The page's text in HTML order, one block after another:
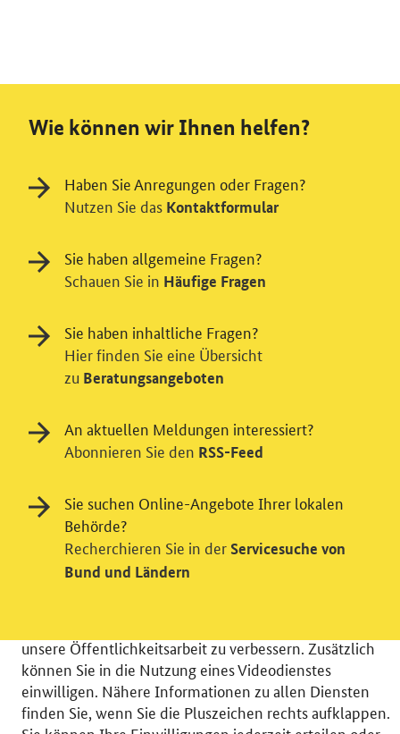
Einwilligung in Tracking und / oder
Videodienst
Wir bitten Sie an dieser Stelle um Ihre Einwilligung für
verschiedene Zusatzdienste unserer Webseite: Wir
unsere Öffentlichkeitsarbeit zu verbessern. Zusätzlich
können Sie in die Nutzung eines Videodienstes
einwilligen. Nähere Informationen zu allen Diensten
finden Sie, wenn Sie die Pluszeichen rechts aufklappen.
Wie können wir Ihnen helfen?
Haben Sie Anregungen oder Fragen?
Nutzen Sie das Kontaktformular
Sie haben allgemeine Fragen?
Schauen Sie in Häufige Fragen
Sie haben inhaltliche Fragen?
Hier finden Sie eine Übersicht
zu Beratungsangeboten
An aktuellen Meldungen interessiert?
Abonnieren Sie den RSS-Feed
Sie suchen Online-Angebote Ihrer lokalen
Behörde?
Recherchieren Sie in der Servicesuche von
Bund und Ländern